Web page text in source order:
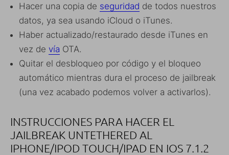
Hacer una copia de seguridad de todos nuestros
datos, ya sea usando iCloud o iTunes.
Haber actualizado/restaurado desde iTunes en
vez de vía OTA.
Quitar el desbloqueo por código y el bloqueo
automático mientras dura el proceso de jailbreak
(una vez acabado podemos volver a activarlos).
INSTRUCCIONES PARA HACER EL
JAILBREAK UNTETHERED AL
IPHONE/IPOD TOUCH/IPAD EN IOS 7.1.2